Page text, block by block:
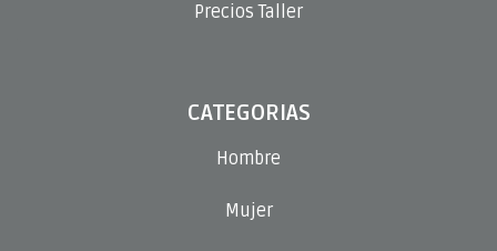
Precios Taller
CATEGORIAS
Hombre
Mujer